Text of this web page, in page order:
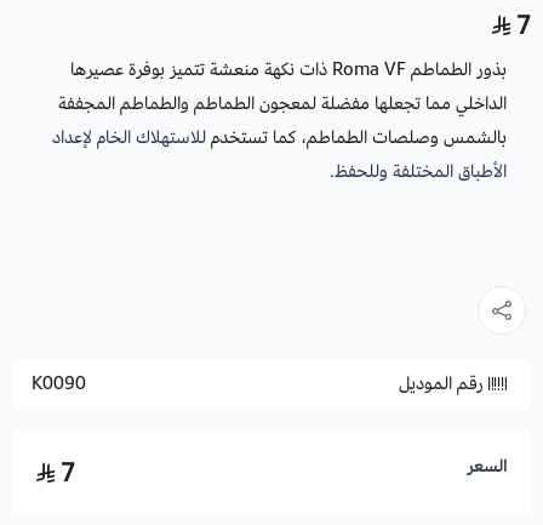
7
بذور الطماطم Roma VF ذات نكهة منعشة تتميز بوفرة عصيرها
الداخلي مما تجعلها مفضلة لمعجون الطماطم والطماطم المجففة
بالشمس وصلصات الطماطم، كما تستخدمللاستهلاك الخام لإعداد
الأطباق المختلفة وللحفظ.
رقم الموديل K0090
السعر 7